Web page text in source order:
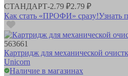
СТАНДАРТ-2.79 ₽2.79 ₽
Как стать «ПРОФИ» сразу!Узнать
563661
Картридж для механической
Unicorn
Наличие в магазинах